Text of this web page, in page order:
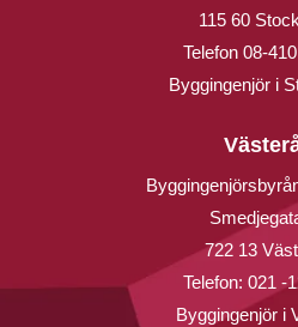
115 60
Telefon 08-
Byggingenjör i
722 13
Telefon: 021 -
Byggingenjör i